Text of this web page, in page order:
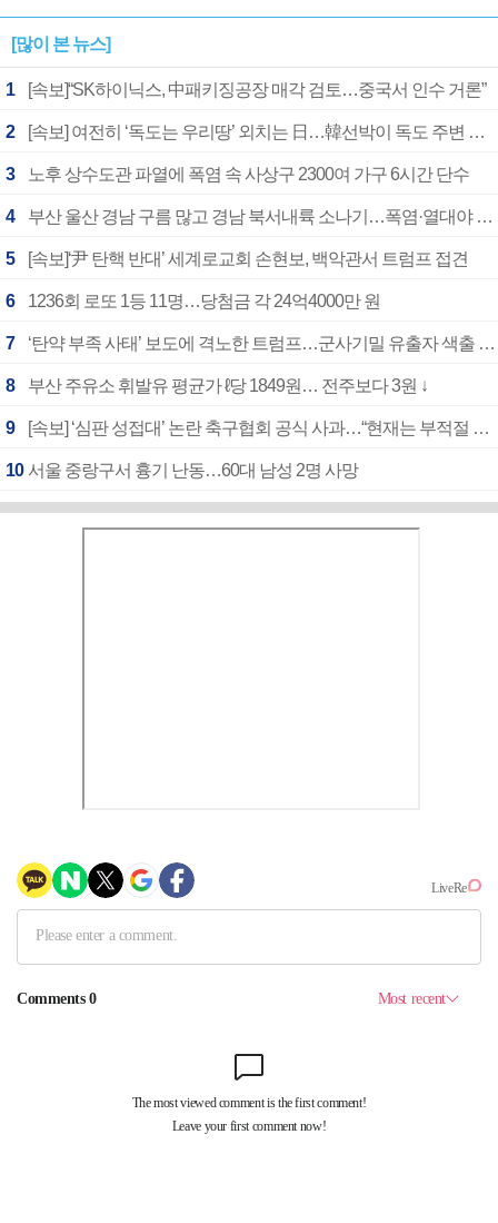
[많이 본 뉴스]
1 [속보]“SK하이닉스, 中패키징공장 매각 검토…중국서 인수 거론”
2 [속보] 여전히 ‘독도는 우리땅’ 외치는 日…韓선박이 독도 주변 해양조사 활동하자 반발
3 노후 상수도관 파열에 폭염 속 사상구 2300여 가구 6시간 단수
4 부산 울산 경남 구름 많고 경남 북서내륙 소나기…폭염·열대야 계속
5 [속보]‘尹 탄핵 반대’ 세계로교회 손현보, 백악관서 트럼프 접견
6 1236회 로또 1등 11명…당첨금 각 24억4000만 원
7 ‘탄약 부족 사태’ 보도에 격노한 트럼프…군사기밀 유출자 색출 지시
8 부산 주유소 휘발유 평균가 ℓ당 1849원… 전주보다 3원 ↓
9 [속보] ‘심판 성접대’ 논란 축구협회 공식 사과…“현재는 부적절 행위 없어”
10 서울 중랑구서 흉기 난동…60대 남성 2명 사망